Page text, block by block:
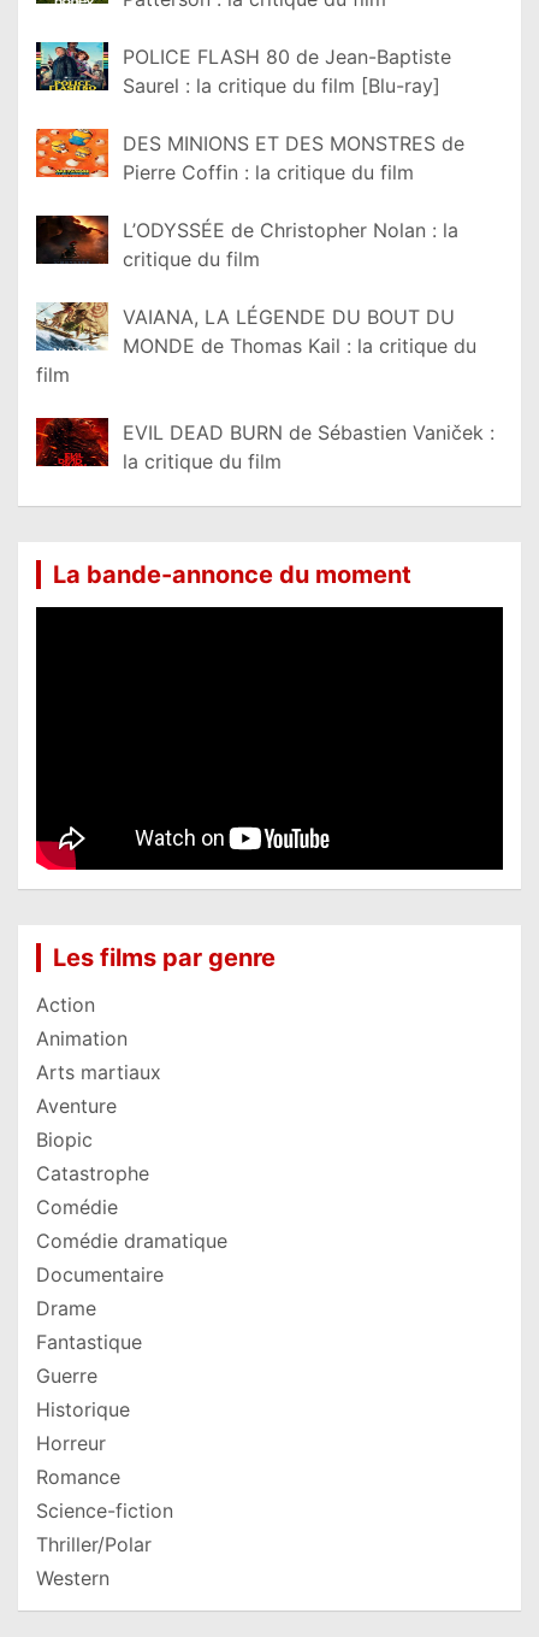
POLICE FLASH 80 de Jean-Baptiste
Saurel : la critique du film [Blu-ray]
DES MINIONS ET DES MONSTRES de
Pierre Coffin : la critique du film
L’ODYSSÉE de Christopher Nolan : la
critique du film
VAIANA, LA LÉGENDE DU BOUT DU
MONDE de Thomas Kail : la critique du
film
EVIL DEAD BURN de Sébastien Vaniček :
la critique du film
La bande-annonce du moment
Les films par genre
Action
Animation
Arts martiaux
Aventure
Biopic
Catastrophe
Comédie
Comédie dramatique
Documentaire
Drame
Fantastique
Guerre
Historique
Horreur
Romance
Science-fiction
Thriller/Polar
Western